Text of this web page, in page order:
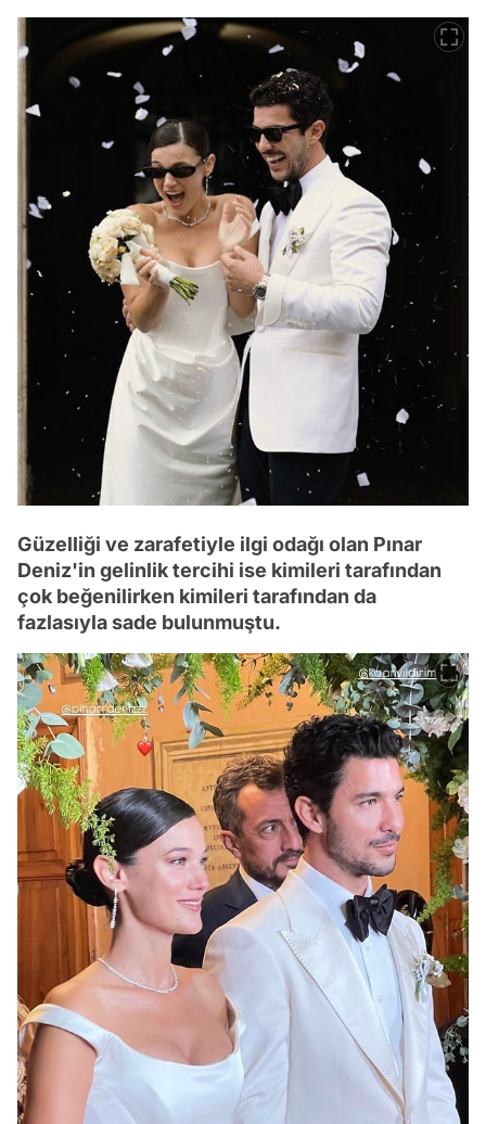
Güzelliği ve zarafetiyle ilgi odağı olan Pınar
Deniz'in gelinlik tercihi ise kimileri tarafından
çok beğenilirken kimileri tarafından da
fazlasıyla sade bulunmuştu.